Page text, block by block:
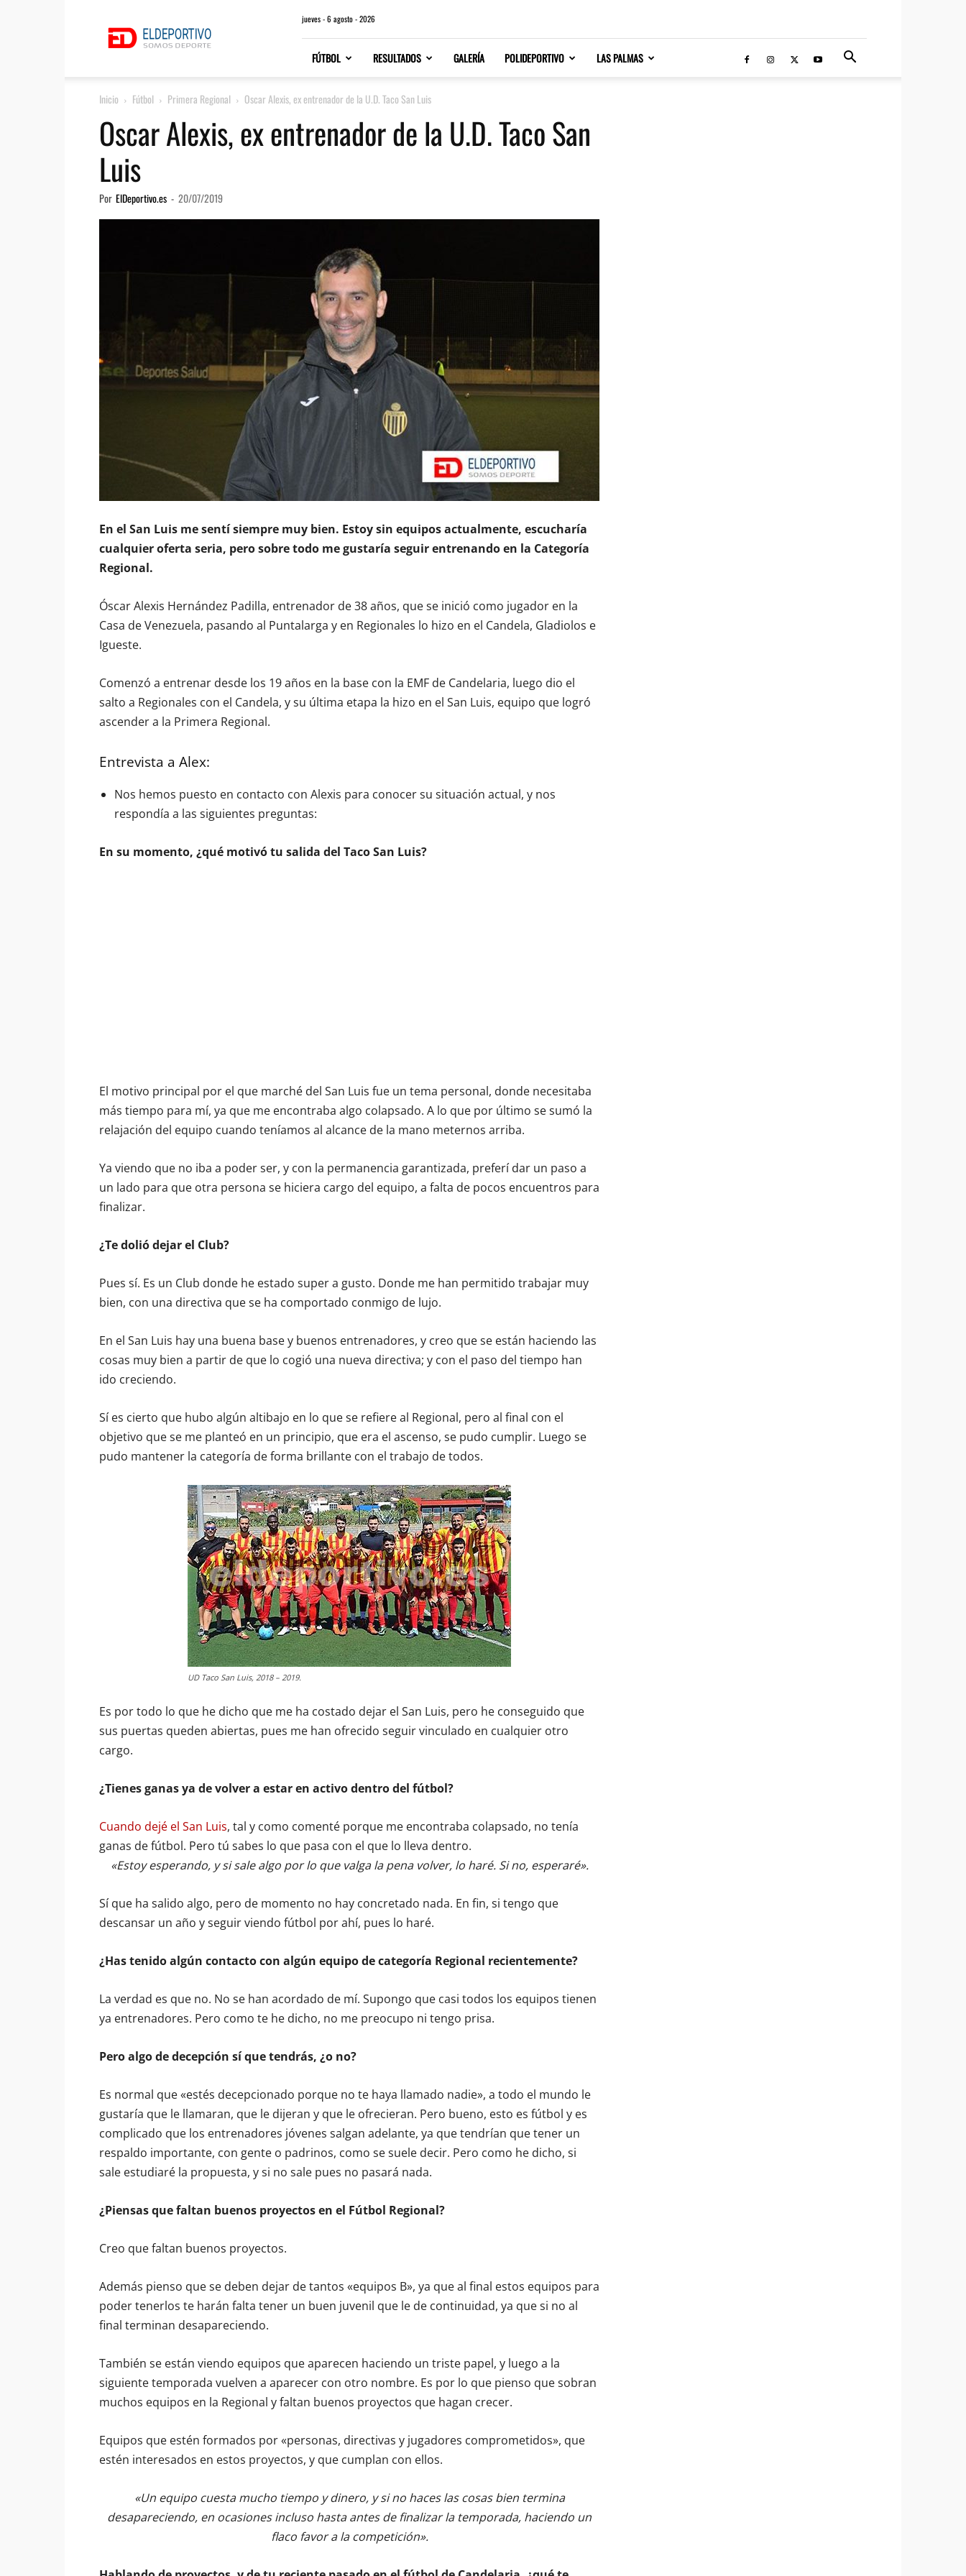
jueves - 6 agosto - 2026
FÚTBOL RESULTADOS GALERÍA POLIDEPORTIVO LAS PALMAS
Inicio Fútbol Primera Regional Oscar Alexis, ex entrenador de la U.D. Taco San Luis
Oscar Alexis, ex entrenador de la U.D. Taco San
Luis
Por ElDeportivo.es - 20/07/2019
En el San Luis me sentí siempre muy bien. Estoy sin equipos actualmente, escucharía
cualquier oferta seria, pero sobre todo me gustaría seguir entrenando en la Categoría
Regional.
Óscar Alexis Hernández Padilla, entrenador de 38 años, que se inició como jugador en la
Casa de Venezuela, pasando al Puntalarga y en Regionales lo hizo en el Candela, Gladiolos e
Igueste.
Comenzó a entrenar desde los 19 años en la base con la EMF de Candelaria, luego dio el
salto a Regionales con el Candela, y su última etapa la hizo en el San Luis, equipo que logró
ascender a la Primera Regional.
Entrevista a Alex:
Nos hemos puesto en contacto con Alexis para conocer su situación actual, y nos
respondía a las siguientes preguntas:
En su momento, ¿qué motivó tu salida del Taco San Luis?
El motivo principal por el que marché del San Luis fue un tema personal, donde necesitaba
más tiempo para mí, ya que me encontraba algo colapsado. A lo que por último se sumó la
relajación del equipo cuando teníamos al alcance de la mano meternos arriba.
Ya viendo que no iba a poder ser, y con la permanencia garantizada, preferí dar un paso a
un lado para que otra persona se hiciera cargo del equipo, a falta de pocos encuentros para
finalizar.
¿Te dolió dejar el Club?
Pues sí. Es un Club donde he estado super a gusto. Donde me han permitido trabajar muy
bien, con una directiva que se ha comportado conmigo de lujo.
En el San Luis hay una buena base y buenos entrenadores, y creo que se están haciendo las
cosas muy bien a partir de que lo cogió una nueva directiva; y con el paso del tiempo han
ido creciendo.
Sí es cierto que hubo algún altibajo en lo que se refiere al Regional, pero al final con el
objetivo que se me planteó en un principio, que era el ascenso, se pudo cumplir. Luego se
pudo mantener la categoría de forma brillante con el trabajo de todos.
UD Taco San Luis, 2018 – 2019.
Es por todo lo que he dicho que me ha costado dejar el San Luis, pero he conseguido que
sus puertas queden abiertas, pues me han ofrecido seguir vinculado en cualquier otro
cargo.
¿Tienes ganas ya de volver a estar en activo dentro del fútbol?
Cuando dejé el San Luis, tal y como comenté porque me encontraba colapsado, no tenía
ganas de fútbol. Pero tú sabes lo que pasa con el que lo lleva dentro.
«Estoy esperando, y si sale algo por lo que valga la pena volver, lo haré. Si no, esperaré».
Sí que ha salido algo, pero de momento no hay concretado nada. En fin, si tengo que
descansar un año y seguir viendo fútbol por ahí, pues lo haré.
¿Has tenido algún contacto con algún equipo de categoría Regional recientemente?
La verdad es que no. No se han acordado de mí. Supongo que casi todos los equipos tienen
ya entrenadores. Pero como te he dicho, no me preocupo ni tengo prisa.
Pero algo de decepción sí que tendrás, ¿o no?
Es normal que «estés decepcionado porque no te haya llamado nadie», a todo el mundo le
gustaría que le llamaran, que le dijeran y que le ofrecieran. Pero bueno, esto es fútbol y es
complicado que los entrenadores jóvenes salgan adelante, ya que tendrían que tener un
respaldo importante, con gente o padrinos, como se suele decir. Pero como he dicho, si
sale estudiaré la propuesta, y si no sale pues no pasará nada.
¿Piensas que faltan buenos proyectos en el Fútbol Regional?
Creo que faltan buenos proyectos.
Además pienso que se deben dejar de tantos «equipos B», ya que al final estos equipos para
poder tenerlos te harán falta tener un buen juvenil que le de continuidad, ya que si no al
final terminan desapareciendo.
También se están viendo equipos que aparecen haciendo un triste papel, y luego a la
siguiente temporada vuelven a aparecer con otro nombre. Es por lo que pienso que sobran
muchos equipos en la Regional y faltan buenos proyectos que hagan crecer.
Equipos que estén formados por «personas, directivas y jugadores comprometidos», que
estén interesados en estos proyectos, y que cumplan con ellos.
«Un equipo cuesta mucho tiempo y dinero, y si no haces las cosas bien termina
desapareciendo, en ocasiones incluso hasta antes de finalizar la temporada, haciendo un
flaco favor a la competición».